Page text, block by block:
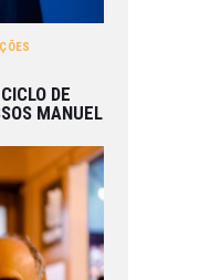
DE
MANUEL